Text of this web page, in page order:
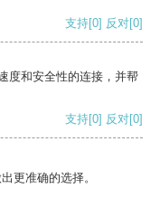
支持[0] 反对[0]
度和安全性的连接，并帮
支持[0] 反对[0]
更准确的选择。